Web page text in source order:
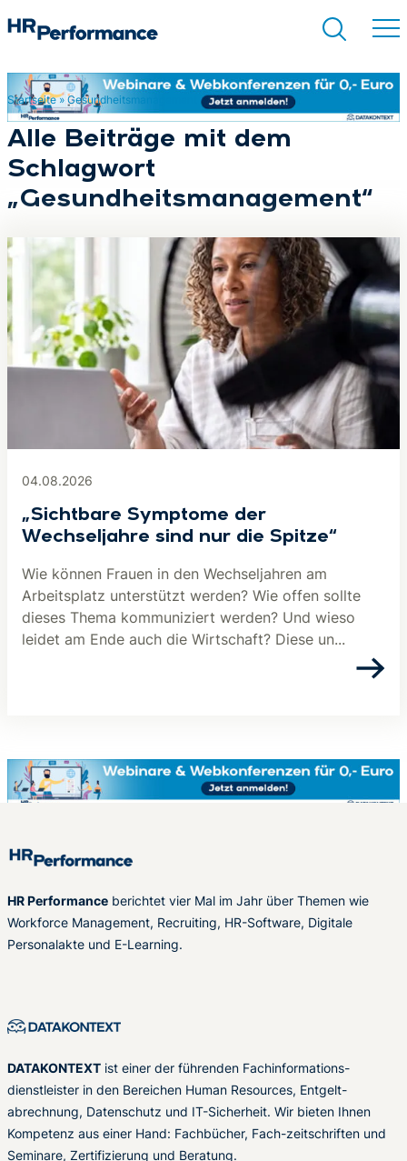
Suchen
Startseite» Gesundheitsmanagement
Alle Beiträge mit dem
Schlagwort
„Gesundheitsmanagement“
04.08.2026
„Sichtbare Symptome der
Wechseljahre sind nur die Spitze“
Wie können Frauen in den Wechseljahren am
Arbeitsplatz unterstützt werden? Wie offen sollte
dieses Thema kommuniziert werden? Und wieso
leidet am Ende auch die Wirtschaft? Diese un...
HR Performance berichtet vier Mal im Jahr über Themen wie
Workforce Management, Recruiting, HR-Software, Digitale
Personalakte und E-Learning.
DATAKONTEXT ist einer der führenden Fachinformations-
dienstleister in den Bereichen Human Resources, Entgelt-
abrechnung, Datenschutz und IT-Sicherheit. Wir bieten Ihnen
Kompetenz aus einer Hand: Fachbücher, Fach-zeitschriften und
Seminare, Zertifizierung und Beratung.